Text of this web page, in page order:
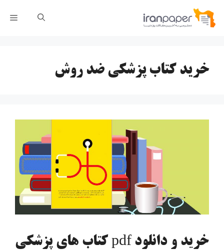
پرش
خرید کتاب پزشکی ضد روش
خرید و دانلود pdf کتاب های پزشکی